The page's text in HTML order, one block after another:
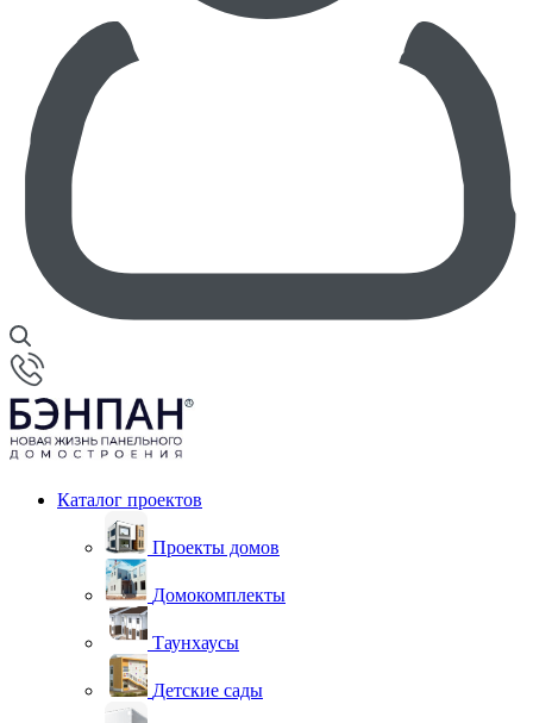
Каталог проектов
Проекты домов
Домокомплекты
Таунхаусы
Детские сады